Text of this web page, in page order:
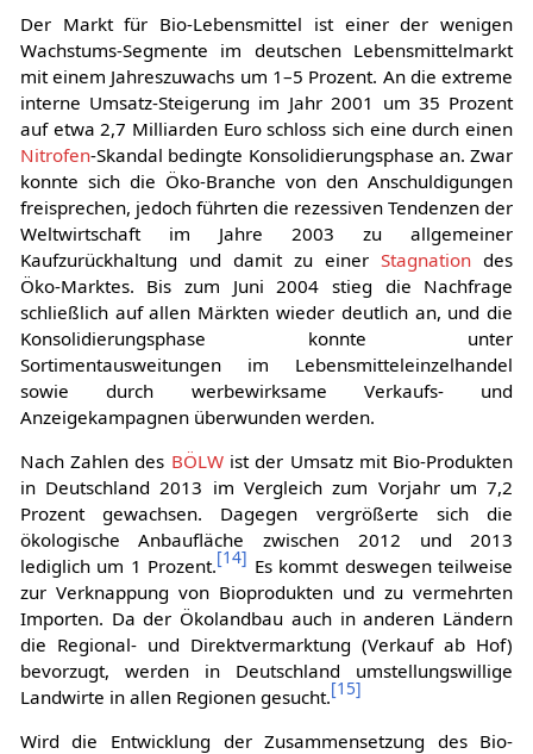
Der Markt für Bio-Lebensmittel ist einer der wenigen
Wachstums-Segmente im deutschen Lebensmittelmarkt
mit einem Jahreszuwachs um 1–5 Prozent. An die extreme
interne Umsatz-Steigerung im Jahr 2001 um 35 Prozent
auf etwa 2,7 Milliarden Euro schloss sich eine durch einen
Nitrofen-Skandal bedingte Konsolidierungsphase an. Zwar
konnte sich die Öko-Branche von den Anschuldigungen
freisprechen, jedoch führten die rezessiven Tendenzen der
Weltwirtschaft im Jahre 2003 zu allgemeiner
Kaufzurückhaltung und damit zu einerStagnation des
Öko-Marktes. Bis zum Juni 2004 stieg die Nachfrage
schließlich auf allen Märkten wieder deutlich an, und die
Konsolidierungsphase konnte unter
Sortimentausweitungen im Lebensmitteleinzelhandel
sowie durch werbewirksame Verkaufs- und
Anzeigekampagnen überwunden werden.
Nach Zahlen des BÖLWist der Umsatz mit Bio-Produkten
in Deutschland 2013 im Vergleich zum Vorjahr um 7,2
Prozent gewachsen. Dagegen vergrößerte sich die
ökologische Anbaufläche zwischen 2012 und 2013
lediglich um 1 Prozent.[14] Es kommt deswegen teilweise
zur Verknappung von Bioprodukten und zu vermehrten
Importen. Da der Ökolandbau auch in anderen Ländern
die Regional- und Direktvermarktung (Verkauf ab Hof)
bevorzugt, werden in Deutschland umstellungswillige
Landwirte in allen Regionen gesucht.[15]
Wird die Entwicklung der Zusammensetzung des Bio-